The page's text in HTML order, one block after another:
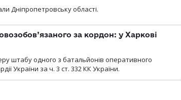
Дніпропетровську області.
за кордон: у Харкові
штабу одного з батальйонів оперативного
України за ч. 3 ст. 332 КК України.